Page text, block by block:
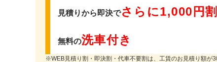
見積りから即決でさらに1,000円割
無料の洗車付き
※WEB見積り割・即決割・代車不要割は、工賃のお見積り額が